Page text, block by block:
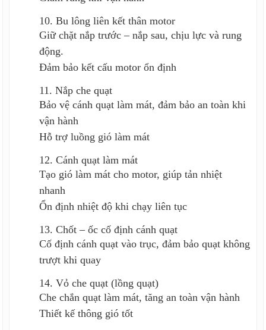
10. Bu lông liên kết thân motor
Giữ chặt nắp trước – nắp sau, chịu lực và rung
động.
Đảm bảo kết cấu motor ổn định
11. Nắp che quạt
Bảo vệ cánh quạt làm mát, đảm bảo an toàn khi
vận hành
Hỗ trợ luồng gió làm mát
12. Cánh quạt làm mát
Tạo gió làm mát cho motor, giúp tản nhiệt
nhanh
Ổn định nhiệt độ khi chạy liên tục
13. Chốt – ốc cố định cánh quạt
Cố định cánh quạt vào trục, đảm bảo quạt không
trượt khi quay
14. Vỏ che quạt (lồng quạt)
Che chắn quạt làm mát, tăng an toàn vận hành
Thiết kế thông gió tốt